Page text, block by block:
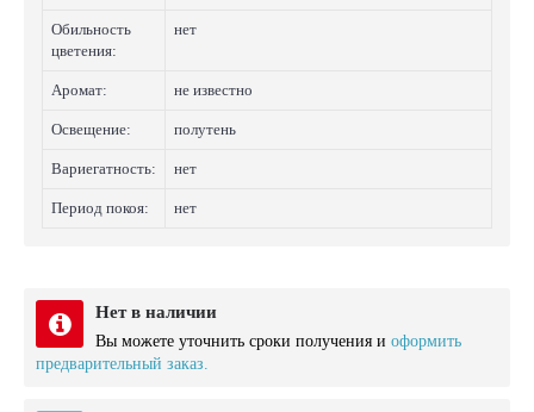
Обильность
цветения:
нет
Аромат: не известно
Освещение: полутень
Вариегатность: нет
Период покоя: нет
Нет в наличии
Вы можете уточнить сроки получения и оформить
предварительный заказ.